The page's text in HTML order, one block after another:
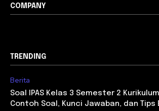
COMPANY
TRENDING
Berita
Soal IPAS Kelas 3 Semester 2
Contoh Soal, Kunci Jawaban, dan Tips